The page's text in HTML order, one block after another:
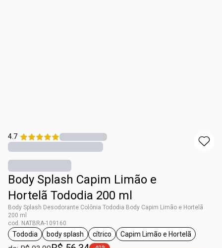
4.7
Body Splash Capim Limão e
Hortelã Tododia 200 ml
Body Splash Desodorante Colônia Tododia Body Capim Limão e Hortelã
200 ml
cod. NATBRA-109160
etiqueta Tododia
Tododia
etiqueta body splash
body splash
etiqueta cítrico
cítrico
etiqueta Capim
Capim Limão e Hortelã